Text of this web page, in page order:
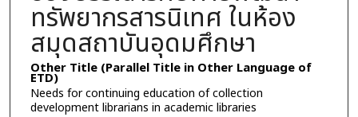
ทรัพยากรสารนิเทศ ในห้อง
สมุดสถาบันอุดมศึกษา
Other Title (Parallel Title in Other Language of
ETD)
Needs for continuing education of collection
development librarians in academic libraries